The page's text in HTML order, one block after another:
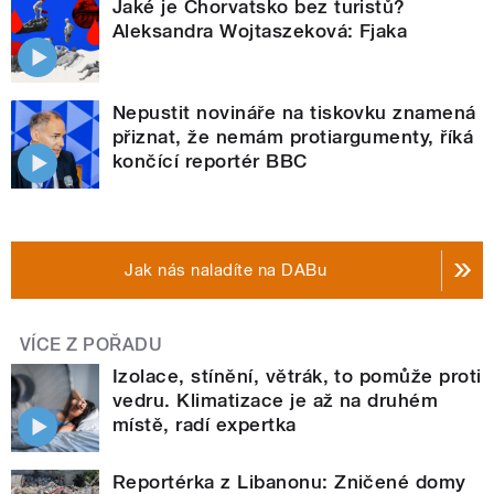
Jaké je Chorvatsko bez turistů?
Aleksandra Wojtaszeková: Fjaka
Nepustit novináře na tiskovku znamená
přiznat, že nemám protiargumenty, říká
končící reportér BBC
Jak nás naladíte na DABu
VÍCE Z POŘADU
Izolace, stínění, větrák, to pomůže proti
vedru. Klimatizace je až na druhém
místě, radí expertka
Reportérka z Libanonu: Zničené domy